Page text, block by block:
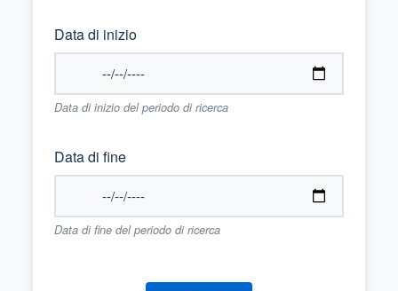
Data di inizio
Data di inizio del periodo di ricerca
Data di fine
Data di fine del periodo di ricerca